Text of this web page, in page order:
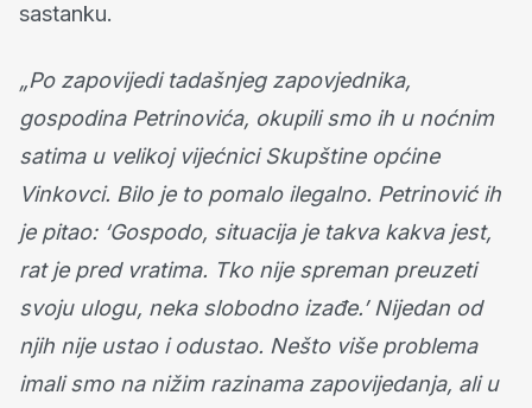
sastanku.
„Po zapovijedi tadašnjeg zapovjednika,
gospodina Petrinovića, okupili smo ih u noćnim
satima u velikoj vijećnici Skupštine općine
Vinkovci. Bilo je to pomalo ilegalno. Petrinović ih
je pitao: ‘Gospodo, situacija je takva kakva jest,
rat je pred vratima. Tko nije spreman preuzeti
svoju ulogu, neka slobodno izađe.’ Nijedan od
njih nije ustao i odustao. Nešto više problema
imali smo na nižim razinama zapovijedanja, ali u